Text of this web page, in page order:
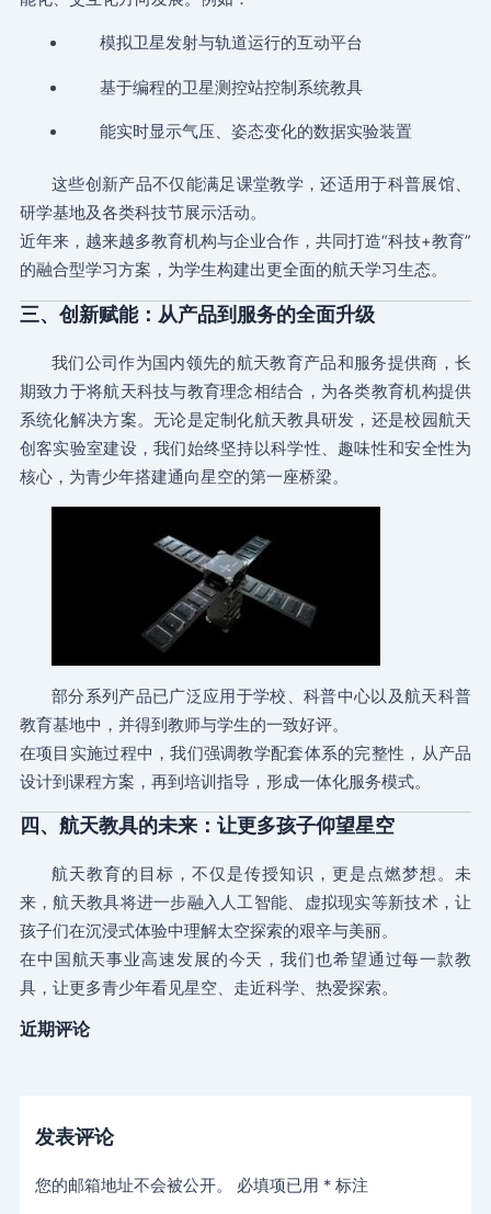
模拟卫星发射与轨道运行的互动平台
基于编程的卫星测控站控制系统教具
能实时显示气压、姿态变化的数据实验装置
这些创新产品不仅能满足课堂教学，还适用于科普展馆、
研学基地及各类科技节展示活动。
近年来，越来越多教育机构与企业合作，共同打造“科技+教育”
的融合型学习方案，为学生构建出更全面的航天学习生态。
三、创新赋能：从产品到服务的全面升级
我们公司作为国内领先的航天教育产品和服务提供商，长
期致力于将航天科技与教育理念相结合，为各类教育机构提供
系统化解决方案。无论是定制化航天教具研发，还是校园航天
创客实验室建设，我们始终坚持以科学性、趣味性和安全性为
核心，为青少年搭建通向星空的第一座桥梁。
部分系列产品已广泛应用于学校、科普中心以及航天科普
教育基地中，并得到教师与学生的一致好评。
在项目实施过程中，我们强调教学配套体系的完整性，从产品
设计到课程方案，再到培训指导，形成一体化服务模式。
四、航天教具的未来：让更多孩子仰望星空
航天教育的目标，不仅是传授知识，更是点燃梦想。未
来，航天教具将进一步融入人工智能、虚拟现实等新技术，让
孩子们在沉浸式体验中理解太空探索的艰辛与美丽。
在中国航天事业高速发展的今天，我们也希望通过每一款教
具，让更多青少年看见星空、走近科学、热爱探索。
近期评论
发表评论
您的邮箱地址不会被公开。 必填项已用 * 标注